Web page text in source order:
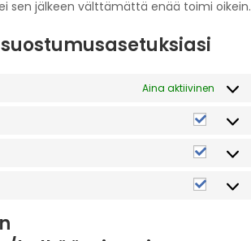
sen jälkeen välttämättä enää toimi oikein.
suostumusasetuksiasi
Aina aktiivinen